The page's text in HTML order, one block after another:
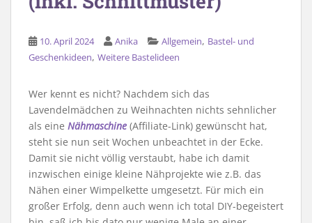
10. April 2024 Anika Allgemein, Bastel- und
Geschenkideen, Weitere Bastelideen
Wer kennt es nicht? Nachdem sich das
Lavendelmädchen zu Weihnachten nichts sehnlicher
als eine Nähmaschine (Affiliate-Link) gewünscht hat,
steht sie nun seit Wochen unbeachtet in der Ecke.
Damit sie nicht völlig verstaubt, habe ich damit
inzwischen einige kleine Nähprojekte wie z.B. das
Nähen einer Wimpelkette umgesetzt. Für mich ein
großer Erfolg, denn auch wenn ich total DIY-begeistert